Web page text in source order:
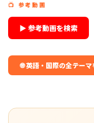
📺 参考動画
▶ 参考動画を検索
🌐 英語・国際の全テー